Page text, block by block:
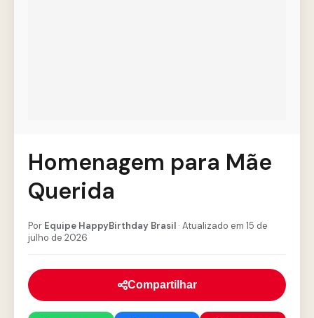
Homenagem para Mãe
Querida
Por Equipe HappyBirthday Brasil · Atualizado em 15 de
julho de 2026
Compartilhar